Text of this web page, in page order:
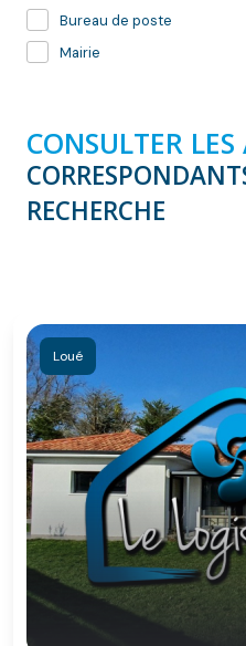
Bureau de poste
Mairie
CONSULTER
RECHERCHE
Loué